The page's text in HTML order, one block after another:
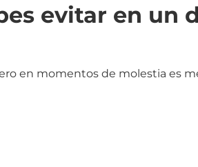
evitar en un
en momentos de molestia es